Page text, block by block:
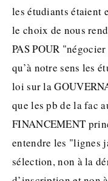
les étudiants étaient
le choix de nous
PAS POUR
qu’à notre sens les
loi sur la
que les pb de la fac
FINANCEMENT
entendre les "lignes
sélection, non à la